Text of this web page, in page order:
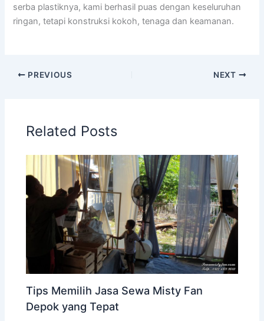
serba plastiknya, kami berhasil puas dengan keseluruhan
ringan, tetapi konstruksi kokoh, tenaga dan keamanan.
PREVIOUS NEXT
Related Posts
Tips Memilih Jasa Sewa Misty Fan
Depok yang Tepat